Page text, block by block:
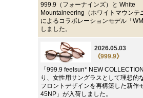
999.9（フォーナインズ）と White
Mountaineering（ホワイトマウンテ
によるコラボレーションモデル「
しました。
2026.05.03
《999.9》
「999.9 feelsun* NEW
り、女性用サングラスとして理想的
フロントデザインを再構築した新作
45NP」が入荷しました。